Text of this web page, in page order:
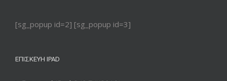
[sg_popup id=2] [sg_popup id=3]
ΕΠΙΣΚΕΥΉ IPAD